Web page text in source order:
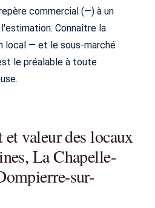
commercial (—) à un
Connaître la
local — et le sous-marché
le préalable à toute
valeur des locaux
La Chapelle-
sur-